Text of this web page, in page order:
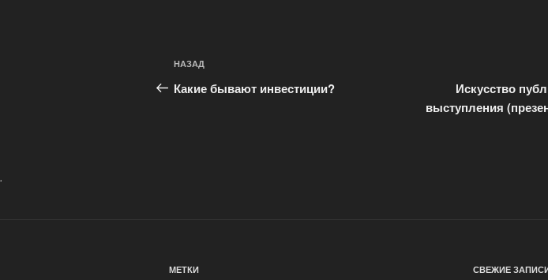
Навигация
по
Предыдущая
запись:
НАЗАД
Какие бывают инвестиции?
Искусство
выступления
.
МЕТКИ СВЕЖИЕ